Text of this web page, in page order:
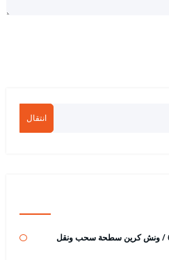
انتقال
ونش ابو حليفة رقم / 65557275 / ونش كرين سطحة سحب ونقل